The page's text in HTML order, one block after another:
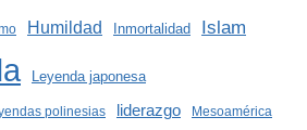
Humildad Inmortalidad Islam
Leyenda japonesa
polinesias liderazgo Mesoamérica